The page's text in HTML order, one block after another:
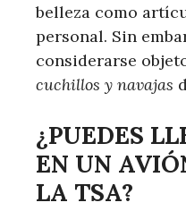
belleza como
personal. Sin
considerarse
cuchillos y navajas
¿PUEDES
EN UN
LA TSA?